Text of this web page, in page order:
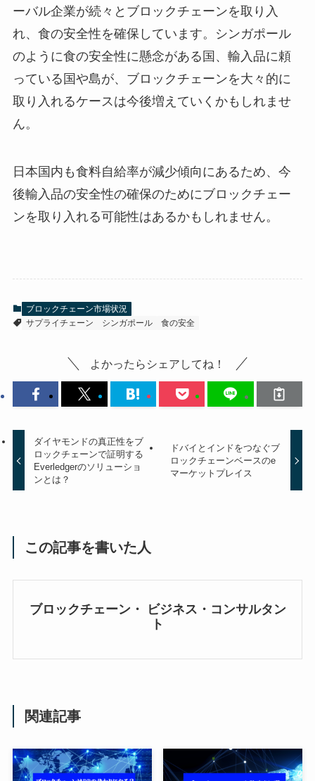
ーバル企業が続々とブロックチェーンを取り入
れ、食の安全性を確保しています。シンガポール
のように食の安全性に懸念がある国、輸入品に頼
っている国や島が、ブロックチェーンを大々的に
取り入れるケースは今後増えていくかもしれませ
ん。
日本国内も食料自給率が減少傾向にあるため、今
後輸入品の安全性の確保のためにブロックチェー
ンを取り入れる可能性はあるかもしれません。
ブロックチェーン市場状況
サプライチェーン
シンガポール 食の安全
よかったらシェアしてね！
ダイヤモンドの真正性をブ
ロックチェーンで証明する
Everledgerのソリューショ
ンとは？
ドバイとインドをつなぐブ
ロックチェーンベースのe
マーケットプレイス
この記事を書いた人
ブロックチェーン・ ビジネス・コンサルタン
ト
関連記事